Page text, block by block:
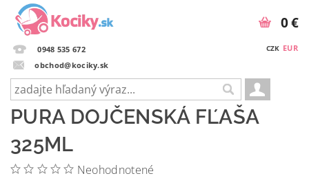
0948 535 672
obchod@kociky.sk
CZK EUR
0 €
PURA DOJČENSKÁ FĽAŠA
325ML
Neohodnotené